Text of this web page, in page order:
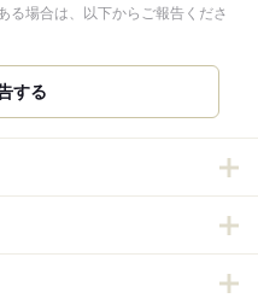
る場合は、以下からご報告くださ
する